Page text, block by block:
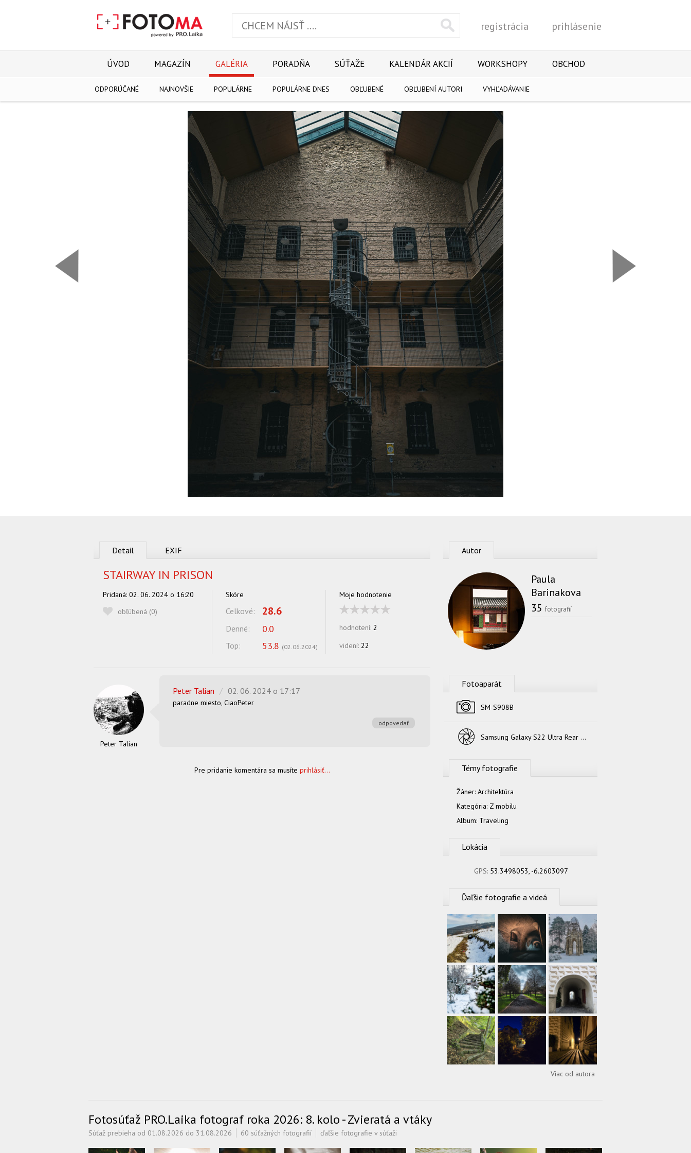
Vyhľadať
registrácia prihlásenie
ÚVOD MAGAZÍN GALÉRIA
ODPORÚČANÉ NAJNOVŠIE POPULÁRNE POPULÁRNE DNES OBĽUBENÉ OBĽUBENÍ AUTORI VYHĽADÁVANIE
PORADŇA SÚŤAŽE KALENDÁR AKCIÍ WORKSHOPY OBCHOD
Detail EXIF
STAIRWAY IN PRISON
Pridaná: 02. 06. 2024 o 16:20
obľúbená (0)
Skóre
Celkové: 28.6
Denné: 0.0
Top: 53.8 (02.06.2024)
Moje hodnotenie
hodnotení: 2
videní: 22
Peter Talian
Peter Talian / 02. 06. 2024 o 17:17
paradne miesto, CiaoPeter
odpovedať
Pre pridanie komentára sa musíte prihlásiť...
Autor
Paula
Barinakova
35 fotografií
Fotoaparát
SM-S908B
Samsung Galaxy S22 Ultra Rear Wide Camera
Témy fotografie
Žáner: Architektúra
Kategória: Z mobilu
Album: Traveling
Lokácia
GPS:53.3498053, -6.2603097
Ďaľšie fotografie a videá
Viac od autora
Fotosúťaž PRO.Laika fotograf roka 2026: 8. kolo - Zvieratá a vtáky
Súťaž prebieha od 01.08.2026 do 31.08.2026 60 súťažných fotografií ďaľšie fotografie v súťaži